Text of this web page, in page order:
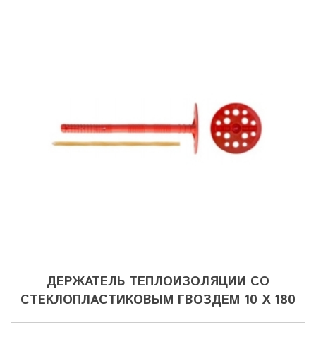
ДЕРЖАТЕЛЬ ТЕПЛОИЗОЛЯЦИИ СО
СТЕКЛОПЛАСТИКОВЫМ ГВОЗДЕМ 10 Х 180